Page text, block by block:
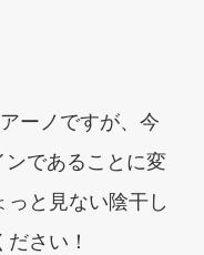
ーノですが、今
であることに変
と見ない陰干し
さい！